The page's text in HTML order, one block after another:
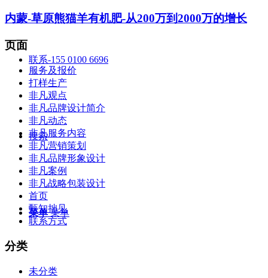
联系-155 0100 6696
搜索
菜单 菜单
内蒙-草原熊猫羊有机肥-从200万到2000万的增长
页面
服务及报价
打样生产
非凡观点
非凡品牌设计简介
非凡动态
非凡服务内容
非凡营销策划
非凡品牌形象设计
非凡案例
非凡战略包装设计
首页
甄知拙见
联系方式
分类
未分类